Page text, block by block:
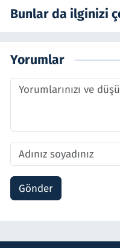
Bunlar da ilginizi
Yorumlar
Gönder